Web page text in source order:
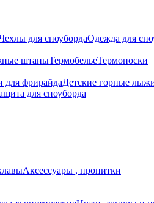
для сноубордаОдежда для
штаныТермобельеТермоноски
фрирайдаДетские горные
для сноуборда
Аксессуары , пропитки